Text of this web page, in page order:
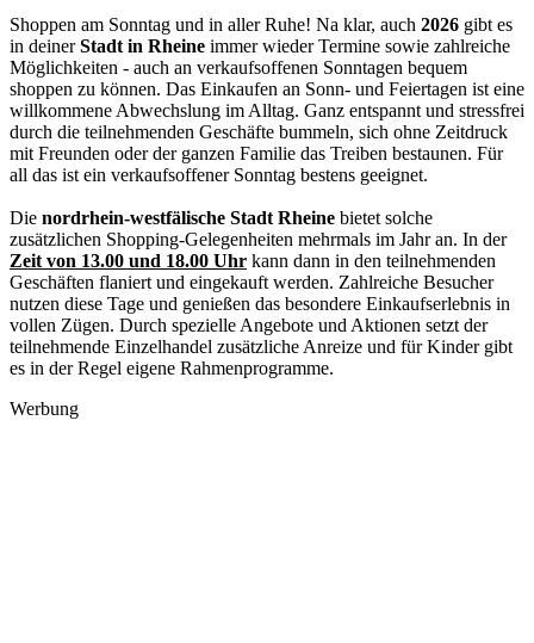
Shoppen am Sonntag und in aller Ruhe! Na klar, auch 2026 gibt es
in deinerStadt in Rheine immer wieder Termine sowie zahlreiche
Möglichkeiten - auch an verkaufsoffenen Sonntagen bequem
shoppen zu können. Das Einkaufen an Sonn- und Feiertagen ist eine
willkommene Abwechslung im Alltag. Ganz entspannt und stressfrei
durch die teilnehmenden Geschäfte bummeln, sich ohne Zeitdruck
mit Freunden oder der ganzen Familie das Treiben bestaunen. Für
all das ist ein verkaufsoffener Sonntag bestens geeignet.
Die nordrhein-westfälische Stadt Rheine bietet solche
zusätzlichen Shopping-Gelegenheiten mehrmals im Jahr an. In der
Zeit von 13.00 und 18.00 Uhr kann dann in den teilnehmenden
Geschäften flaniert und eingekauft werden. Zahlreiche Besucher
nutzen diese Tage und genießen das besondere Einkaufserlebnis in
vollen Zügen. Durch spezielle Angebote und Aktionen setzt der
teilnehmende Einzelhandel zusätzliche Anreize und für Kinder gibt
es in der Regel eigene Rahmenprogramme.
Werbung